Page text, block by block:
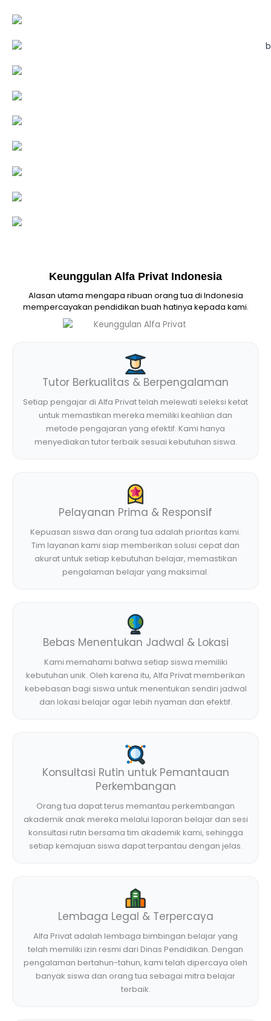
Keunggulan Alfa Privat Indonesia
Alasan utama mengapa ribuan orang tua di Indonesia
mempercayakan pendidikan buah hatinya kepada kami.
Tutor Berkualitas & Berpengalaman
Setiap pengajar di Alfa Privat telah melewati seleksi ketat
untuk memastikan mereka memiliki keahlian dan
metode pengajaran yang efektif. Kami hanya
menyediakan tutor terbaik sesuai kebutuhan siswa.
Pelayanan Prima & Responsif
Kepuasan siswa dan orang tua adalah prioritas kami.
Tim layanan kami siap memberikan solusi cepat dan
akurat untuk setiap kebutuhan belajar, memastikan
pengalaman belajar yang maksimal.
Bebas Menentukan Jadwal & Lokasi
Kami memahami bahwa setiap siswa memiliki
kebutuhan unik. Oleh karena itu, Alfa Privat memberikan
kebebasan bagi siswa untuk menentukan sendiri jadwal
dan lokasi belajar agar lebih nyaman dan efektif.
Konsultasi Rutin untuk Pemantauan
Perkembangan
Orang tua dapat terus memantau perkembangan
akademik anak mereka melalui laporan belajar dan sesi
konsultasi rutin bersama tim akademik kami, sehingga
setiap kemajuan siswa dapat terpantau dengan jelas.
Lembaga Legal & Terpercaya
Alfa Privat adalah lembaga bimbingan belajar yang
telah memiliki izin resmi dari Dinas Pendidikan. Dengan
pengalaman bertahun-tahun, kami telah dipercaya oleh
banyak siswa dan orang tua sebagai mitra belajar
terbaik.